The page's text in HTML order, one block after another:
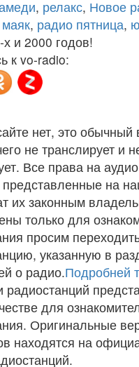
, релакс, Новое
маяк, радио пятница,
и 2000 годов!
к vo-radio:
нет, это обычный
не транслирует и
Все права на
на
их законным
только для
просим
указанную в
о радио.Подробней
радиостанций
для
Оригинальные
находятся на